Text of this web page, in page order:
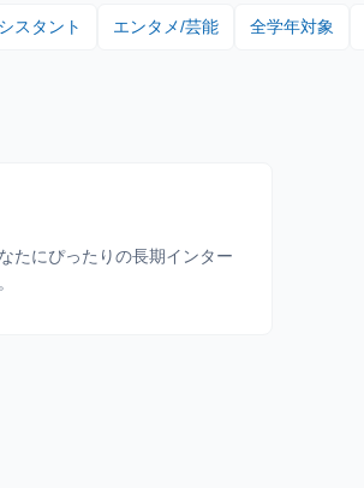
スタント エンタメ/芸能 全学年対象
たにぴったりの長期インター